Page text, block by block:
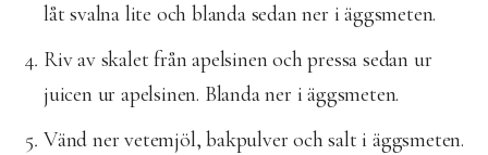
låt svalna lite och blanda sedan ner i äggsmeten.
Riv av skalet från apelsinen och pressa sedan ur
juicen ur apelsinen. Blanda ner i äggsmeten.
Vänd ner vetemjöl, bakpulver och salt i äggsmeten.